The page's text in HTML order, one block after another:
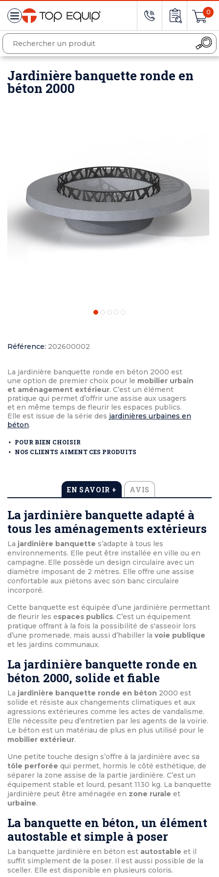
0
Jardinière banquette ronde en
béton 2000
Référence: 202600002
La jardinière banquette ronde en béton 2000 est
une option de premier choix pour le mobilier urbain
et aménagement extérieur. C’est un élément
pratique qui permet d’offrir une assise aux usagers
et en même temps de fleurir les espaces publics.
Elle est issue de la série des jardinières urbaines en
béton.
POUR BIEN CHOISIR
NOS CLIENTS AIMENT CES PRODUITS
EN SAVOIR + AVIS
La jardinière banquette adapté à
tous les aménagements extérieurs
La jardinière banquette s’adapte à tous les
environnements. Elle peut être installée en ville ou en
campagne. Elle possède un design circulaire avec un
diamètre imposant de 2 mètres. Elle offre une assise
confortable aux piétons avec son banc circulaire
incorporé.
Cette banquette est équipée d’une jardinière permettant
de fleurir les espaces publics. C’est un équipement
pratique offrant à la fois la possibilité de s'asseoir lors
d’une promenade, mais aussi d’habiller la voie publique
et les jardins communaux.
La jardinière banquette ronde en
béton 2000, solide et fiable
La jardinière banquette ronde en béton 2000 est
solide et résiste aux changements climatiques et aux
agressions extérieures comme les actes de vandalisme.
Elle nécessite peu d’entretien par les agents de la voirie.
Le béton est un matériau de plus en plus utilisé pour le
mobilier extérieur.
Une petite touche design s’offre à la jardinière avec sa
tôle perforée qui permet, hormis le côté esthétique, de
séparer la zone assise de la partie jardinière. C’est un
équipement stable et lourd, pesant 1130 kg. La banquette
jardinière peut être aménagée en zone rurale et
urbaine.
La banquette en béton, un élément
autostable et simple à poser
La banquette jardinière en béton est autostable et il
suffit simplement de la poser. Il est aussi possible de la
sceller. Elle est disponible en plusieurs coloris.